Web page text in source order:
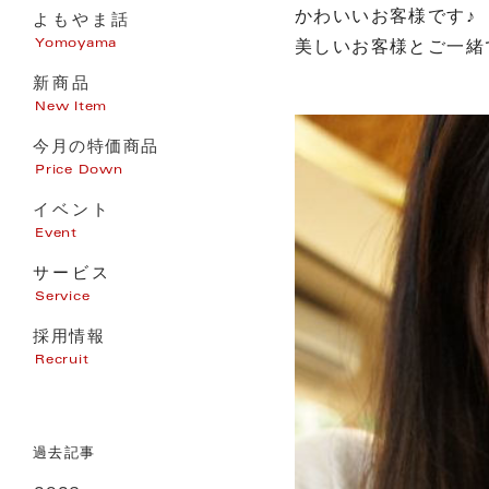
よもやま話
Yomoyama
新商品
New Item
今月の特価商品
Price Down
イベント
Event
サービス
Service
家電販売
家電修理
リフォーム
オール電化
採用情報
Recruit
過去記事
かわいいお客様です♪
美しいお客様とご一緒